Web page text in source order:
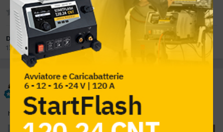
Da dagi66
17 Dicembre 2012in Off-Topic
dagi66
17 Dicembre 2012
ho riciclato materiale da buttare.